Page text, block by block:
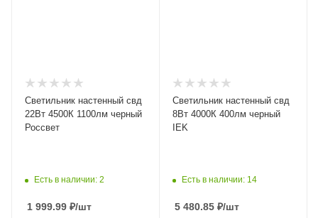
Светильник настенный свд
22Вт 4500К 1100лм черный
Россвет
Есть в наличии: 2
1 999.99 ₽/шт
Светильник настенный свд
8Вт 4000К 400лм черный
IEK
Есть в наличии: 14
5 480.85 ₽/шт